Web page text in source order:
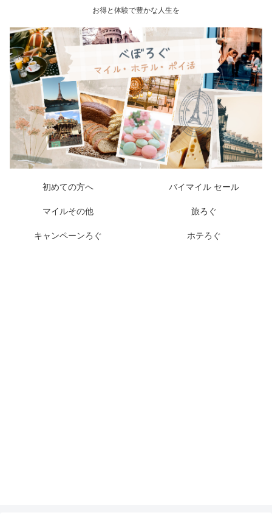
お得と体験で豊かな人生を
初めての方へ バイマイル セール
マイルその他 旅ろぐ
キャンペーンろぐ ホテろぐ